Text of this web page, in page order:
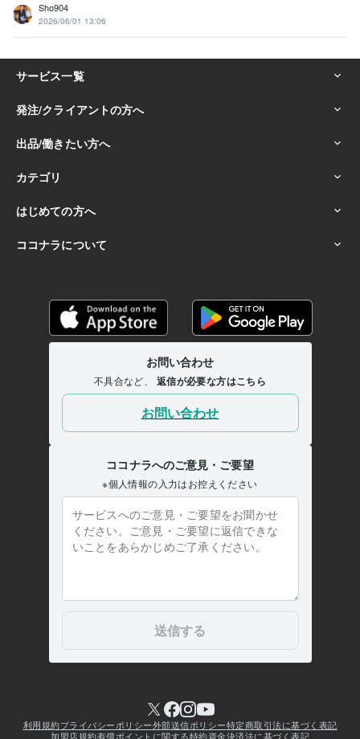
Sho904
2026/06/01 13:06